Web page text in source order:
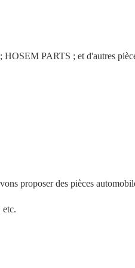
PARTS ; et d'autres
proposer des pièces
etc.